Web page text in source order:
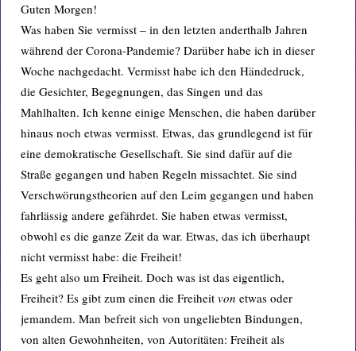
Guten Morgen!
Was haben Sie vermisst – in den letzten anderthalb Jahren
während der Corona-Pandemie? Darüber habe ich in dieser
Woche nachgedacht. Vermisst habe ich den Händedruck,
die Gesichter, Begegnungen, das Singen und das
Mahlhalten. Ich kenne einige Menschen, die haben darüber
hinaus noch etwas vermisst. Etwas, das grundlegend ist für
eine demokratische Gesellschaft. Sie sind dafür auf die
Straße gegangen und haben Regeln missachtet. Sie sind
Verschwörungstheorien auf den Leim gegangen und haben
fahrlässig andere gefährdet. Sie haben etwas vermisst,
obwohl es die ganze Zeit da war. Etwas, das ich überhaupt
nicht vermisst habe: die Freiheit!
Es geht also um Freiheit. Doch was ist das eigentlich,
Freiheit? Es gibt zum einen die Freiheit von etwas oder
jemandem. Man befreit sich von ungeliebten Bindungen,
von alten Gewohnheiten, von Autoritäten: Freiheit als